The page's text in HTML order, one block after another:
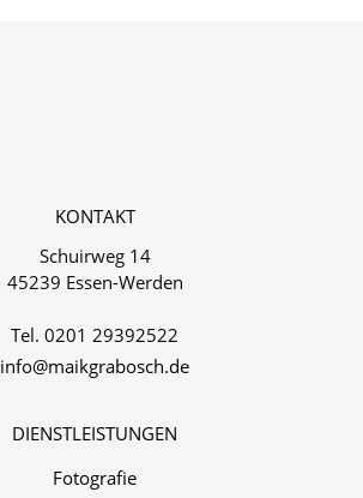
KONTAKT
Schuirweg 14
45239 Essen-Werden
Tel. 0201 29392522‬
info@maikgrabosch.de
DIENSTLEISTUNGEN
Fotografie